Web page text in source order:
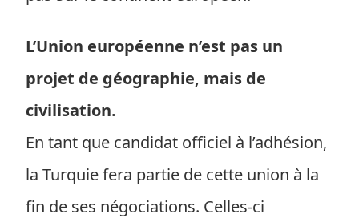
L’Union européenne n’est pas un
projet de géographie, mais de
civilisation.
En tant que candidat officiel à l’adhésion,
la Turquie fera partie de cette union à la
fin de ses négociations. Celles-ci